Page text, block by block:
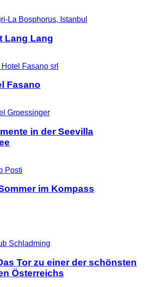
Lang Lang
Fasano
in der Seevilla
im Kompass
Tor zu einer der schönsten
Österreichs